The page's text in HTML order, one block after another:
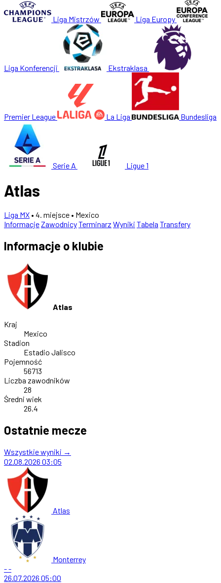
Liga Mistrzów Liga Europy
Liga Konferencji Ekstraklasa
Premier League La Liga Bundesliga
Serie A Ligue 1
Atlas
Liga MX • 4. miejsce • Mexico
InformacjeZawodnicyTerminarz Wyniki Tabela Transfery
Informacje o klubie
Atlas
Kraj
Mexico
Stadion
Estadio Jalisco
Pojemność
56713
Liczba zawodników
28
Średni wiek
26.4
Ostatnie mecze
Wszystkie wyniki →
02.08.2026 03:05
Atlas
Monterrey
--
26.07.2026 05:00